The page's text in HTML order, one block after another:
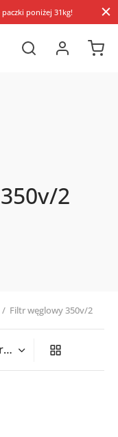
poniżej 31kg!
2
/ Filtr węglowy 350v/2